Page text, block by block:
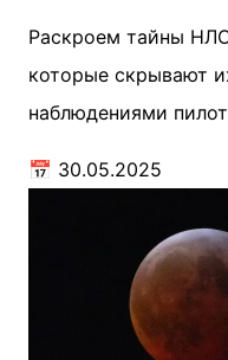
Раскроем тайны
которые скрывают
наблюдениями
📅 30.05.2025